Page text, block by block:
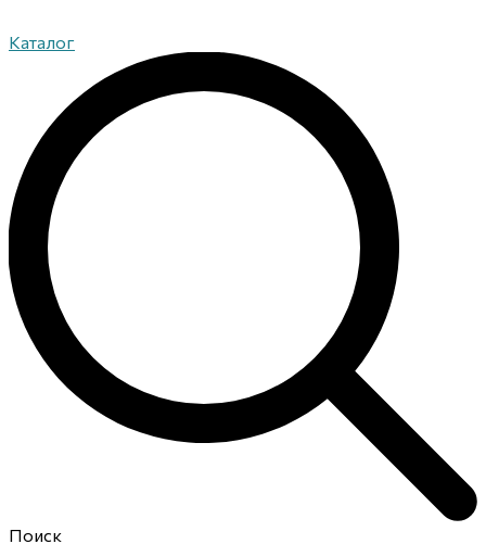
Каталог
Поиск